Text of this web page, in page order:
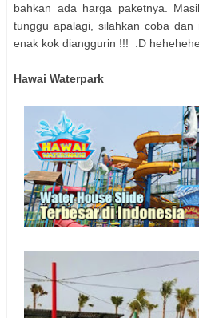
bahkan ada harga paketnya.
tunggu apalagi, silahkan coba
enak kok dianggurin !!! :D
Hawai Waterpark